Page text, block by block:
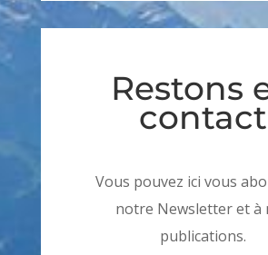
Restons
contact
Vous pouvez ici vous
notre Newsletter et à
publications.